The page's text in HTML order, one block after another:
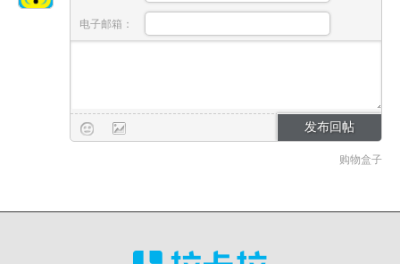
电子邮箱：
购物盒子